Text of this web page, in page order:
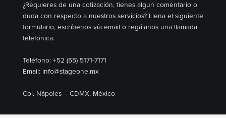
¿Requieres de una cotización, tienes algun comentario o
duda con respecto a nuestros servicios? Llena el siguiente
formulario, escríbenos vía email o regálanos una llamada
telefónica.
Teléfono: +52 (55) 5171-7171
Email: info@stageone.mx
Col. Nápoles – CDMX, México